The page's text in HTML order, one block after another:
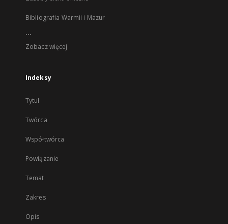
Bibliografia Warmii i Mazur
...
Zobacz więcej
Indeksy
Tytuł
Twórca
Współtwórca
Powiązanie
Temat
Zakres
Opis